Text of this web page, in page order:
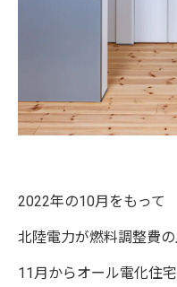
2022年の10月をもって
北陸電力が燃料調整費
11月からオール電化住